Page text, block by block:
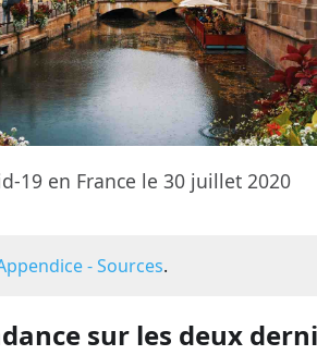
19 en France le 30 juillet 2020
- Sources.
sur les deux